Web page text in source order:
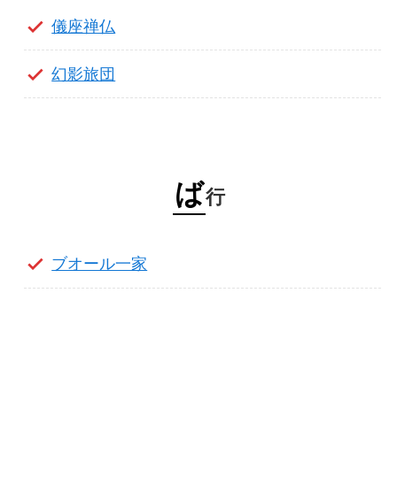
儀座禅仏
幻影旅団
ば行
ブオール一家